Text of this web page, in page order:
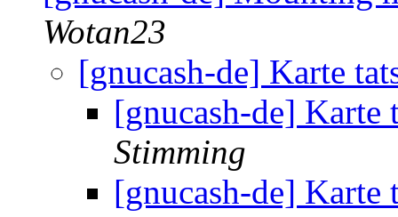
Wotan23
[gnucash-de] Karte
[gnucash-de] Karte
Stimming
[gnucash-de] Karte